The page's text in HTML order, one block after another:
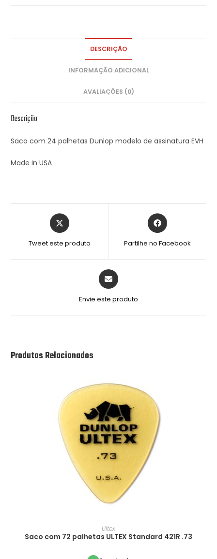
DESCRIÇÃO
INFORMAÇÃO ADICIONAL
AVALIAÇÕES (0)
Descrição
Saco com 24 palhetas Dunlop modelo de assinatura EVH
Made in USA
Tweet este produto Partilhe no Facebook
Envie este produto
Produtos Relacionados
Ultex
Saco com 72 palhetas ULTEX Standard 421R .73